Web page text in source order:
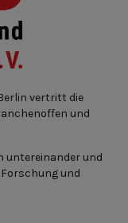
vertritt die
und
untereinander und
und